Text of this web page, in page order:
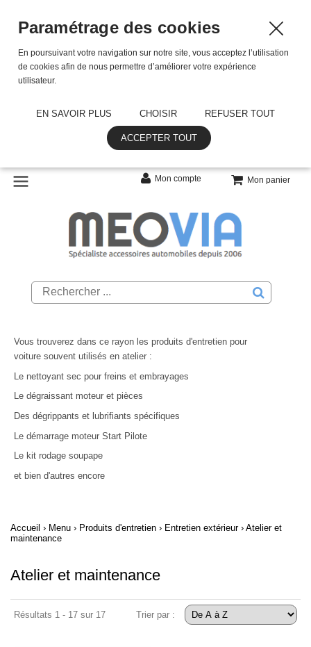
Mon compte Mon panier
Vous trouverez dans ce rayon les produits d'entretien pour
voiture souvent utilisés en atelier :
Le nettoyant sec pour freins et embrayages
Le dégraissant moteur et pièces
Des dégrippants et lubrifiants spécifiques
Le démarrage moteur Start Pilote
Le kit rodage soupape
et bien d'autres encore
Accueil › Menu › Produits d'entretien › Entretien extérieur› Atelier et
maintenance
Atelier et maintenance
Résultats 1 - 17 sur 17 Trier par :
Paramétrage des cookies
En poursuivant votre navigation sur notre site, vous acceptez l’utilisation
de cookies afin de nous permettre d’améliorer votre expérience
utilisateur.
EN SAVOIR PLUS CHOISIR REFUSER TOUT
ACCEPTER TOUT